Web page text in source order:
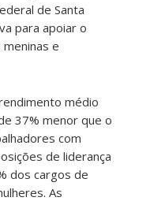
de Santa
para apoiar o
e
médio
37% menor que o
com
de liderança
dos cargos de
As